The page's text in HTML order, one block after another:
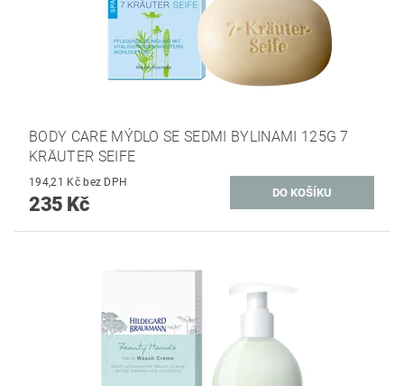
BODY CARE MÝDLO SE SEDMI BYLINAMI 125G 7
KRÄUTER SEIFE
194,21 Kč bez DPH
235 Kč